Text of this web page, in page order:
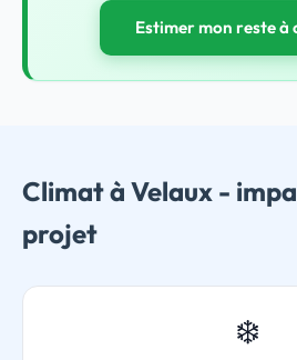
Estimer mon reste à
Climat à Velaux -
projet
❄️